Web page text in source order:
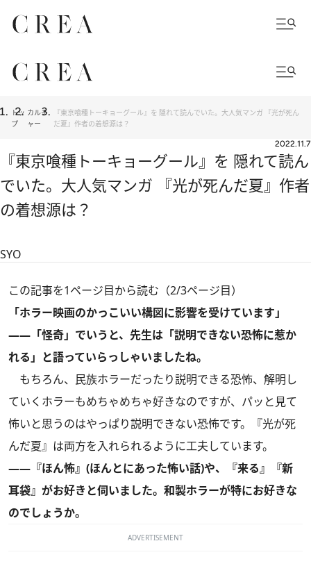
トッ
プ
カルチ
ャー
『東京喰種トーキョーグール』を 隠れて読んでいた。大人気マンガ 『光が死ん
だ夏』作者の着想源は？
2022.11.7
『東京喰種トーキョーグール』を 隠れて読ん
でいた。大人気マンガ 『光が死んだ夏』作者
の着想源は？
SYO
この記事を1ページ目から読む（2/3ページ目）
「ホラー映画のかっこいい構図に影響を受けています」
――「怪奇」でいうと、先生は「説明できない恐怖に惹か
れる」と語っていらっしゃいましたね。
もちろん、民族ホラーだったり説明できる恐怖、解明し
ていくホラーもめちゃめちゃ好きなのですが、パッと見て
怖いと思うのはやっぱり説明できない恐怖です。『光が死
んだ夏』は両方を入れられるように工夫しています。
――『ほん怖』(ほんとにあった怖い話)や、『来る』『新
耳袋』がお好きと伺いました。和製ホラーが特にお好きな
のでしょうか。
ADVERTISEMENT